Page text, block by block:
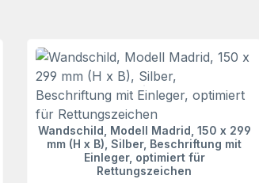
Wandschild, Modell Madrid, 150 x 299
mm (H x B), Silber, Beschriftung mit
Einleger, optimiert für
Rettungszeichen